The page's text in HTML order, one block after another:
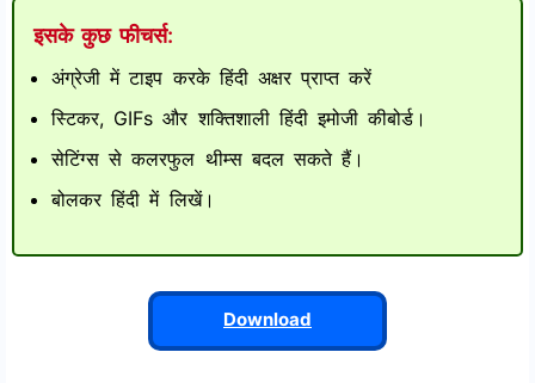
इसके कुछ फीचर्स:
अंग्रेजी में टाइप करके हिंदी अक्षर प्राप्त करें
स्टिकर, GIFs और शक्तिशाली हिंदी इमोजी कीबोर्ड।
सेटिंग्स से कलरफुल थीम्स बदल सकते हैं।
बोलकर हिंदी में लिखें।
Download